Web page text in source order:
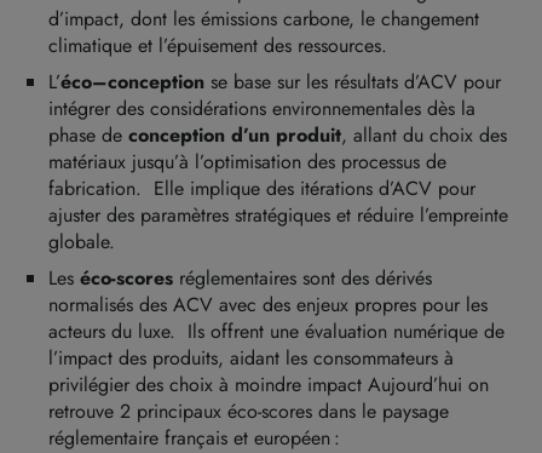
d’impact, dont les émissions carbone, le changement
climatique et l’épuisement des ressources.
L’éco–conception se base sur les résultats d’ACV pour
intégrer des considérations environnementales dès la
phase de conception d’un produit, allant du choix des
matériaux jusqu’à l’optimisation des processus de
fabrication. Elle implique des itérations d’ACV pour
ajuster des paramètres stratégiques et réduire l’empreinte
globale.
Les éco-scores réglementaires sont des dérivés
normalisés des ACV avec des enjeux propres pour les
acteurs du luxe. Ils offrent une évaluation numérique de
l’impact des produits, aidant les consommateurs à
privilégier des choix à moindre impact Aujourd’hui on
retrouve 2 principaux éco-scores dans le paysage
réglementaire français et européen :